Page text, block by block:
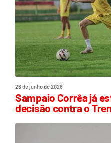
26 de junho de 2026
Sampaio Corrêa já
decisão contra o